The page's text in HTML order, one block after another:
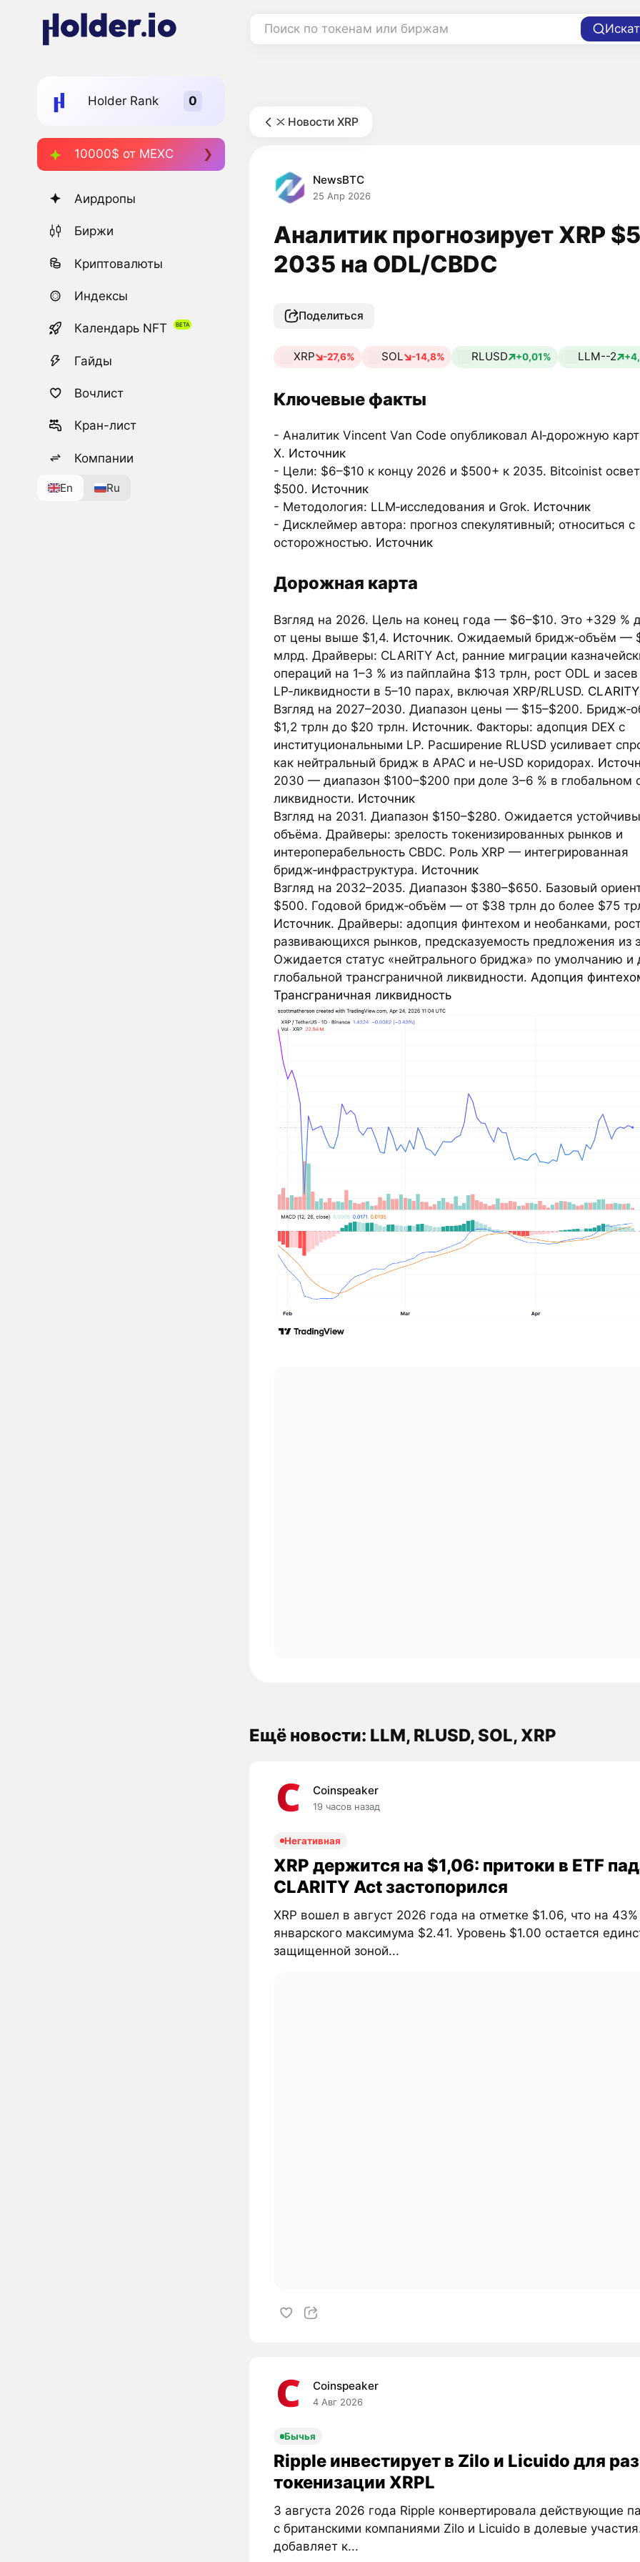
Поиск по токенам или биржам
Holder Rank
10000$ от MEXC
Аирдропы
Биржи
Криптовалюты
Индексы
Календарь NFT
Гайды
Вочлист
Кран-лист
Компании
En Ru
Новости XRP
NewsBTC
25 Апр 2026
Аналитик прогнозирует XRP
2035 на ODL/CBDC
Поделиться
XRP -27,6% SOL -14,8% RLUSD +0,01% LLM--2
Ключевые факты
- Аналитик Vincent Van Code опубликовал AI‑дорожную
X. Источник
- Цели: $6–$10 к концу 2026 и $500+ к 2035. Bitcoinist
$500. Источник
- Методология: LLM‑исследования и Grok. Источник
- Дисклеймер автора: прогноз спекулятивный; относиться с
осторожностью. Источник
Дорожная карта
Взгляд на 2026. Цель на конец года — $6–$10. Это +329 %
от цены выше $1,4. Источник. Ожидаемый бридж‑объём —
млрд. Драйверы: CLARITY Act, ранние миграции
операций на 1–3 % из пайплайна $13 трлн, рост ODL и засев
LP‑ликвидности в 5–10 парах, включая XRP/RLUSD.
Взгляд на 2027–2030. Диапазон цены — $15–$200.
$1,2 трлн до $20 трлн. Источник. Факторы: адопция DEX с
институциональными LP. Расширение RLUSD усиливает
как нейтральный бридж в APAC и не‑USD коридорах.
2030 — диапазон $100–$200 при доле 3–6 % в глобальном
ликвидности. Источник
Взгляд на 2031. Диапазон $150–$280. Ожидается
объёма. Драйверы: зрелость токенизированных рынков и
интероперабельность CBDC. Роль XRP — интегрированная
бридж‑инфраструктура. Источник
Взгляд на 2032–2035. Диапазон $380–$650. Базовый
$500. Годовой бридж‑объём — от $38 трлн до более $75
Источник. Драйверы: адопция финтехом и необанками,
развивающихся рынков, предсказуемость предложения из
Ожидается статус «нейтрального бриджа» по умолчанию и
глобальной трансграничной ликвидности. Адопция
Трансграничная ликвидность
Ещё новости: LLM, RLUSD, SOL, XRP
Coinspeaker
19 часов назад
Негативная
XRP держится на $1,06: притоки в ETF
CLARITY Act застопорился
XRP вошел в август 2026 года на отметке $1.06, что на
январского максимума $2.41. Уровень $1.00 остается
защищенной зоной...
Coinspeaker
4 Авг 2026
Бычья
Ripple инвестирует в Zilo и Licuido для
токенизации XRPL
3 августа 2026 года Ripple конвертировала действующие
с британскими компаниями Zilo и Licuido в долевые
добавляет к...